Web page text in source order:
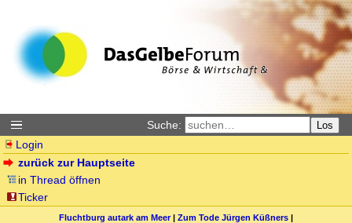
Suche: Los
Login
zurück zur Hauptseite
in Thread öffnen
Ticker
Fluchtburg autark am Meer| Zum Tode Jürgen Küßners |